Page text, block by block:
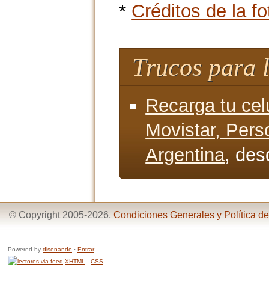
* Créditos de la
Trucos para
Recarga tu
Movistar,
Argentina,
© Copyright 2005-2026, Condiciones Generales y Política
Powered by disenando · Entrar
XHTML - CSS